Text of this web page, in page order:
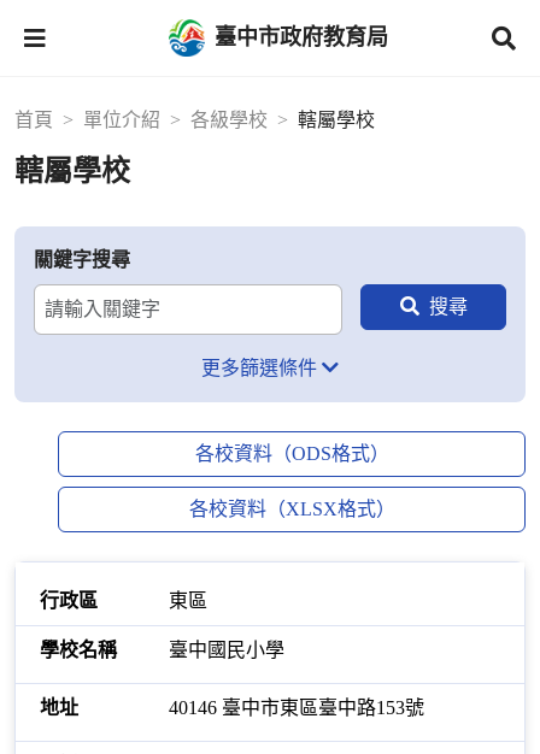
臺中市政府教育局
首頁 單位介紹 各級學校 轄屬學校
轄屬學校
關鍵字搜尋
更多篩選條件
各校資料（ODS格式）
各校資料（XLSX格式）
東區
臺中國民小學
40146 臺中市東區臺中路153號